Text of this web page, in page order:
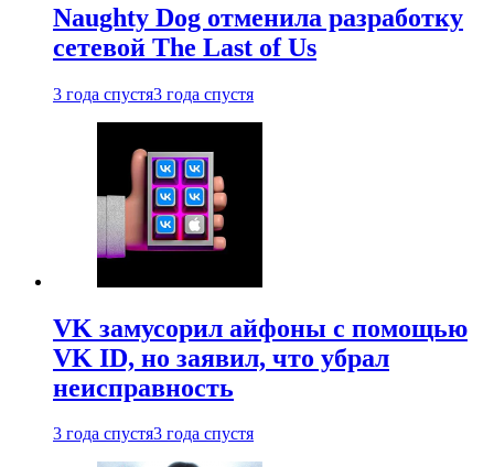
Naughty Dog отменила разработку
сетевой The Last of Us
3 года спустя3 года спустя
VK замусорил айфоны с помощью
VK ID, но заявил, что убрал
неисправность
3 года спустя3 года спустя